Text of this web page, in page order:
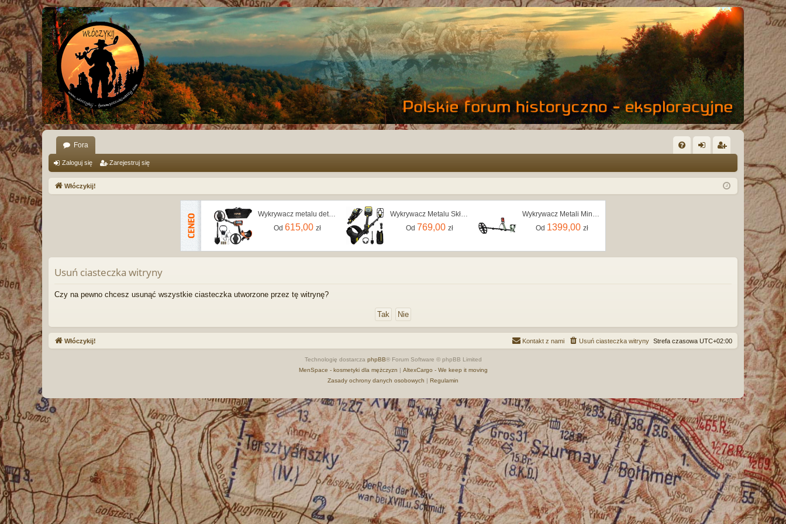
Fora
Q og ej
Zaloguj się Zarejestruj się
Włóczykij!
Wykrywacz metalu detektor profesjonalny 25,4 cm
Od 615,00 zł
Wykrywacz Metalu Składany Bezprzewodowy Akumulator Li-ion Wodoszczelny
Od 769,00 zł
Wykrywacz Metali Minelab X-Terra Pro
Od 1399,00 zł
Usuń ciasteczka witryny
Czy na pewno chcesz usunąć wszystkie ciasteczka utworzone przez tę witrynę?
Włóczykij! Strefa czasowa UTC+02:00
Usuń ciasteczka witryny
Kontakt z nami
Technologię dostarcza phpBB® Forum Software © phpBB Limited
MenSpace - kosmetyki dla mężczyzn | AltexCargo - We keep it moving
Zasady ochrony danych osobowych | Regulamin